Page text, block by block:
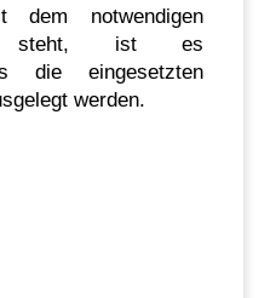
dem notwendigen
steht, ist es
die eingesetzten
werden.